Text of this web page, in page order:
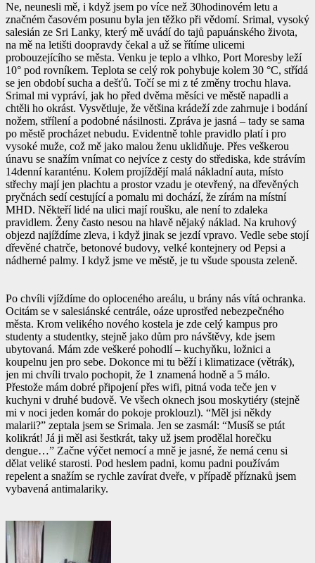
Ne, neunesli mě, i když jsem po více než 30hodinovém letu a
značném časovém posunu byla jen těžko při vědomí. Srimal, vysoký
salesián ze Sri Lanky, který mě uvádí do tajů papuánského života,
na mě na letišti doopravdy čekal a už se řítíme ulicemi
probouzejícího se města. Venku je teplo a vlhko, Port Moresby leží
10° pod rovníkem. Teplota se celý rok pohybuje kolem 30 °C, střídá
se jen období sucha a dešťů. Točí se mi z té změny trochu hlava.
Srimal mi vypráví, jak ho před dvěma měsíci ve městě napadli a
chtěli ho okrást. Vysvětluje, že většina krádeží zde zahrnuje i bodání
nožem, střílení a podobné násilnosti. Zpráva je jasná – tady se sama
po městě procházet nebudu. Evidentně tohle pravidlo platí i pro
vysoké muže, což mě jako malou ženu uklidňuje. Přes veškerou
únavu se snažím vnímat co nejvíce z cesty do střediska, kde strávím
14denní karanténu. Kolem projíždějí malá nákladní auta, místo
střechy mají jen plachtu a prostor vzadu je otevřený, na dřevěných
pryčnách sedí cestující a pomalu mi dochází, že zírám na místní
MHD. Někteří lidé na ulici mají roušku, ale není to zdaleka
pravidlem. Ženy často nesou na hlavě nějaký náklad. Na kruhový
objezd najíždíme zleva, i když jinak se jezdí vpravo. Vedle sebe stojí
dřevěné chatrče, betonové budovy, velké kontejnery od Pepsi a
nádherné palmy. I když jsme ve městě, je tu všude spousta zeleně.
Po chvíli vjíždíme do oploceného areálu, u brány nás vítá ochranka.
Ocitám se v salesiánské centrále, oáze uprostřed nebezpečného
města. Krom velikého nového kostela je zde celý kampus pro
studenty a studentky, stejně jako dům pro návštěvy, kde jsem
ubytovaná. Mám zde veškeré pohodlí – kuchyňku, ložnici a
koupelnu jen pro sebe. Dokonce mi tu běží i klimatizace (větrák),
jen mi chvíli trvalo pochopit, že 1 znamená hodně a 5 málo.
Přestože mám dobré připojení přes wifi, pitná voda teče jen v
kuchyni v druhé budově. Ve všech oknech jsou moskytiéry (stejně
mi v noci jeden komár do pokoje proklouzl). “Měl jsi někdy
malarii?” zeptala jsem se Srimala. Jen se zasmál: “Musíš se ptát
kolikrát! Já ji měl asi šestkrát, taky už jsem prodělal horečku
dengue…” Začne výčet nemocí a mně je jasné, že nemá cenu si
dělat veliké starosti. Pod heslem padni, komu padni používám
repelent a snažím se rychle zavírat dveře, v případě příznaků jsem
vybavená antimalariky.